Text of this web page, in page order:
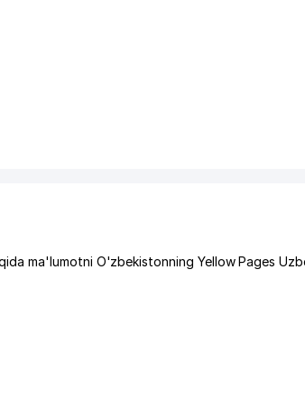
ma'lumotni O'zbekistonning Yellow Pages